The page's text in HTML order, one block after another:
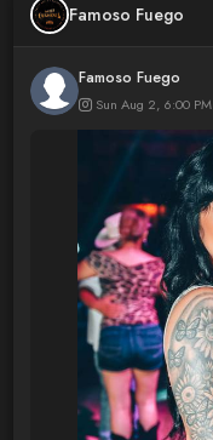
Famoso Fuego
Famoso Fuego
Sun Aug 2, 6:00 PM